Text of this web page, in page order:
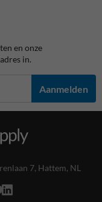
en onze
in.
Aanmelden
7, Hattem, NL